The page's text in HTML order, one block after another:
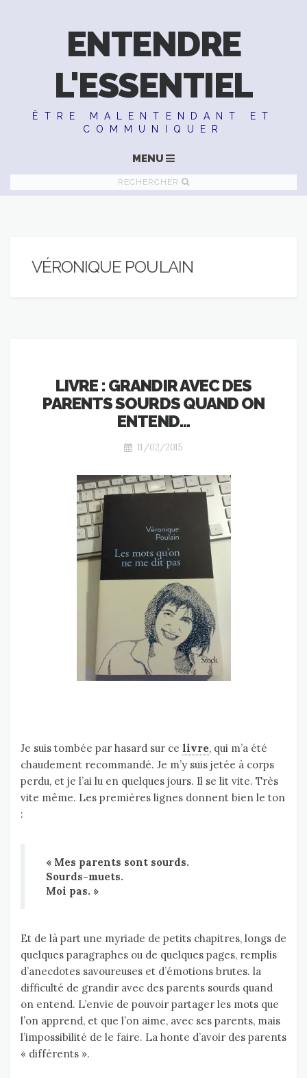
ENTENDRE
L'ESSENTIEL
ÊTRE MALENTENDANT ET
COMMUNIQUER
MENU
RECHERCHER
VÉRONIQUE POULAIN
LIVRE : GRANDIR AVEC DES
PARENTS SOURDS QUAND ON
ENTEND…
11/02/2015
Je suis tombée par hasard sur ce livre, qui m’a été
chaudement recommandé. Je m’y suis jetée à corps
perdu, et je l’ai lu en quelques jours. Il se lit vite. Très
vite même. Les premières lignes donnent bien le ton
:
« Mes parents sont sourds.
Sourds-muets.
Moi pas. »
Et de là part une myriade de petits chapitres, longs de
quelques paragraphes ou de quelques pages, remplis
d’anecdotes savoureuses et d’émotions brutes. la
difficulté de grandir avec des parents sourds quand
on entend. L’envie de pouvoir partager les mots que
l’on apprend, et que l’on aime, avec ses parents, mais
l’impossibilité de le faire. La honte d’avoir des parents
« différents ».